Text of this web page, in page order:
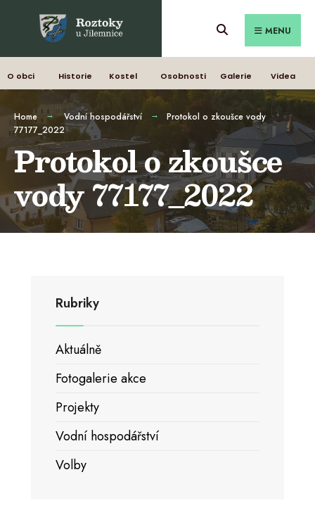
MENU
O obci Historie Kostel Osobnosti Galerie Videa
Home Vodní hospodářství
Protokol o zkoušce vody
77177_2022
Protokol o zkoušce
vody 77177_2022
Rubriky
Aktuálně
Fotogalerie akce
Projekty
Vodní hospodářství
Volby